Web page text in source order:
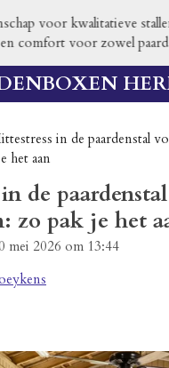
voor kwalitatieve
comfort voor zowel paard
in de paardenstal
het aan
de paardenstal
zo pak je het
mei 2026 om 13:44